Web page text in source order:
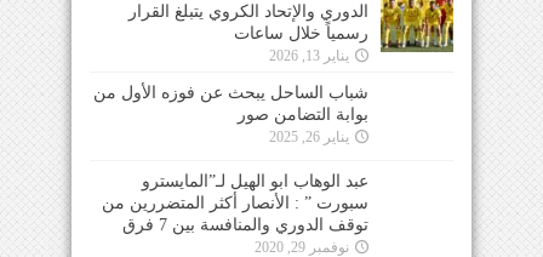
الدوري والإتحاد الكروي يتبلغ القرار
رسمياً خلال ساعات
يناير 13, 2026
شباب الساحل يبحث عن فوزه الأول من
بوابة التضامن صور
يناير 26, 2025
عبد الوهاب ابو الهيل لـ”المايسترو
سبورت ” : الأنصار أكثر المتضررين من
توقف الدوري والمنافسة بين 7 فرق
نوفمبر 29, 2020